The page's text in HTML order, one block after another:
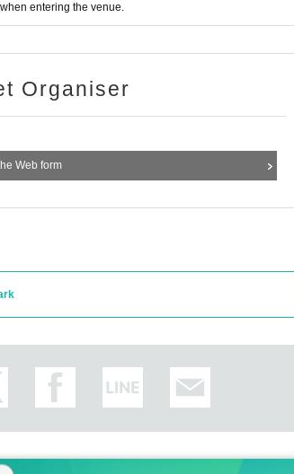
entering the venue.
Organiser
Web form